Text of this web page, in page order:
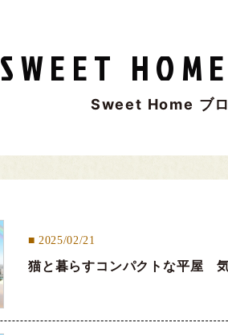
SWEET
Sweet Home ブ
2025/02/21
猫と暮らすコンパクトな平屋